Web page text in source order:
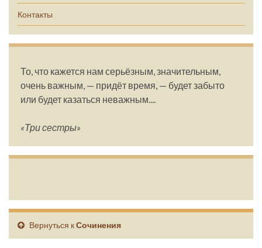
Контакты
То, что кажется нам серьёзным, значительным,
очень важным, — придёт время, — будет забыто
или будет казаться неважным....
«Три сестры»
Вернуться кСочинения